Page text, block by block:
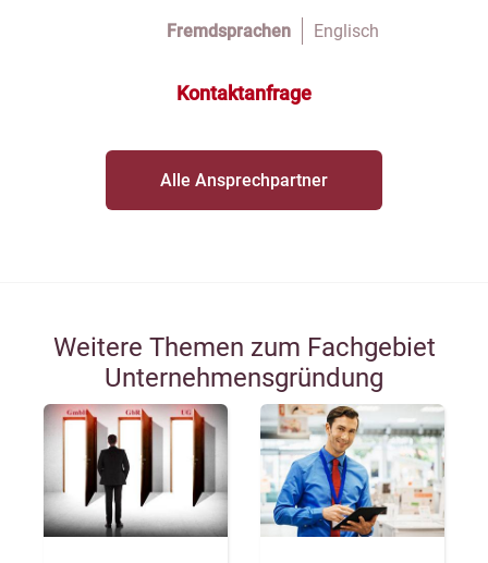
Fremdsprachen Englisch
Kontaktanfrage
Alle Ansprechpartner
Weitere Themen zum Fachgebiet
Unternehmensgründung